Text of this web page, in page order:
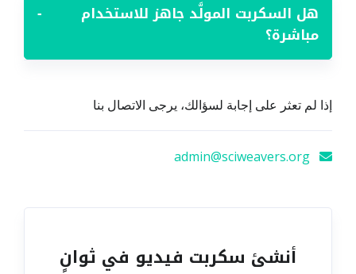
هل السكربت المولَّد جاهز للاستخدام
مباشرة؟
−
إذا لم تعثر على إجابة لسؤالك، يرجى الاتصال بنا
أنشئ سكربت فيديو في ثوانٍ